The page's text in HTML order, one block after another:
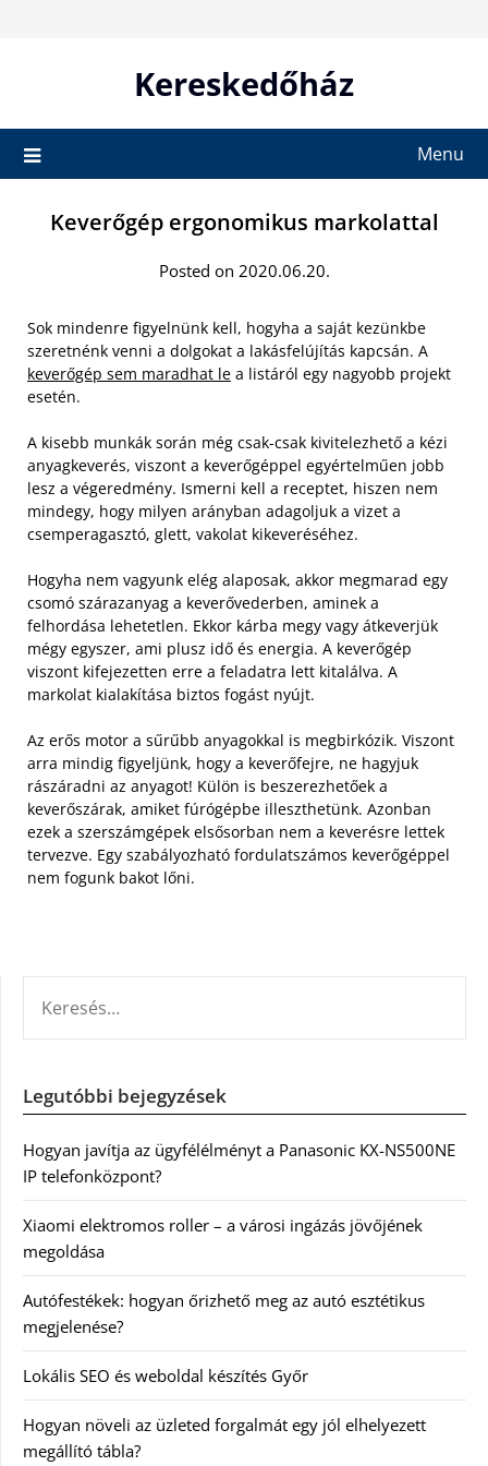
Kereskedőház
Menu
Keverőgép ergonomikus markolattal
Posted on 2020.06.20.
Sok mindenre figyelnünk kell, hogyha a saját kezünkbe
szeretnénk venni a dolgokat a lakásfelújítás kapcsán. A
keverőgép sem maradhat le a listáról egy nagyobb projekt
esetén.
A kisebb munkák során még csak-csak kivitelezhető a kézi
anyagkeverés, viszont a keverőgéppel egyértelműen jobb
lesz a végeredmény. Ismerni kell a receptet, hiszen nem
mindegy, hogy milyen arányban adagoljuk a vizet a
csemperagasztó, glett, vakolat kikeveréséhez.
Hogyha nem vagyunk elég alaposak, akkor megmarad egy
csomó szárazanyag a keverővederben, aminek a
felhordása lehetetlen. Ekkor kárba megy vagy átkeverjük
mégy egyszer, ami plusz idő és energia. A keverőgép
viszont kifejezetten erre a feladatra lett kitalálva. A
markolat kialakítása biztos fogást nyújt.
Az erős motor a sűrűbb anyagokkal is megbirkózik. Viszont
arra mindig figyeljünk, hogy a keverőfejre, ne hagyjuk
rászáradni az anyagot! Külön is beszerezhetőek a
keverőszárak, amiket fúrógépbe illeszthetünk. Azonban
ezek a szerszámgépek elsősorban nem a keverésre lettek
tervezve. Egy szabályozható fordulatszámos keverőgéppel
nem fogunk bakot lőni.
Legutóbbi bejegyzések
Hogyan javítja az ügyfélélményt a Panasonic KX-NS500NE
IP telefonközpont?
Xiaomi elektromos roller – a városi ingázás jövőjének
megoldása
Autófestékek: hogyan őrizhető meg az autó esztétikus
megjelenése?
Lokális SEO és weboldal készítés Győr
Hogyan növeli az üzleted forgalmát egy jól elhelyezett
megállító tábla?